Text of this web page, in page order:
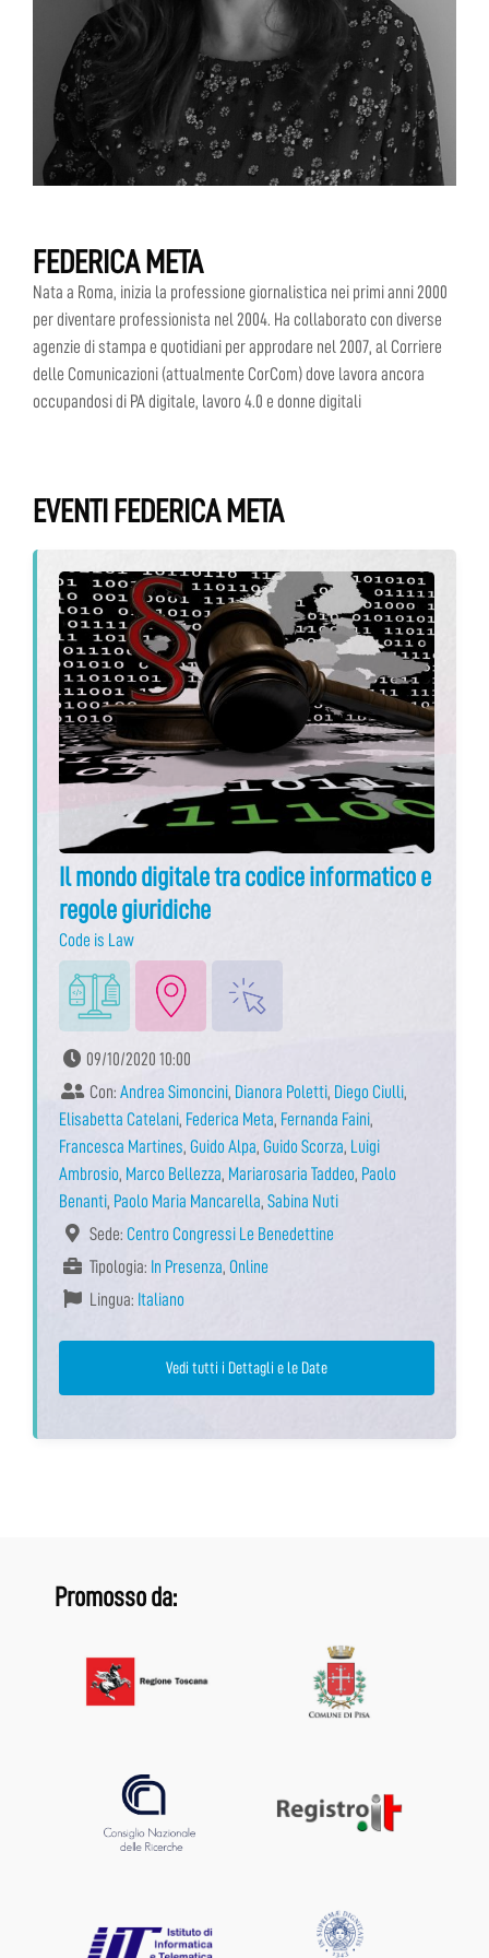
FEDERICA META
Nata a Roma, inizia la professione giornalistica nei primi anni 2000
per diventare professionista nel 2004. Ha collaborato con diverse
agenzie di stampa e quotidiani per approdare nel 2007, al Corriere
delle Comunicazioni (attualmente CorCom) dove lavora ancora
occupandosi di PA digitale, lavoro 4.0 e donne digitali
EVENTI FEDERICA META
Il mondo digitale tra codice informatico e
regole giuridiche
Code is Law
09/10/2020 10:00
Con: Andrea Simoncini, Dianora Poletti, Diego Ciulli,
Elisabetta Catelani, Federica Meta, Fernanda Faini,
Francesca Martines, Guido Alpa, Guido Scorza, Luigi
Ambrosio, Marco Bellezza, Mariarosaria Taddeo, Paolo
Benanti, Paolo Maria Mancarella, Sabina Nuti
Sede: Centro Congressi Le Benedettine
Tipologia: In Presenza, Online
Lingua: Italiano
Vedi tutti i Dettagli e le Date
Promosso da: